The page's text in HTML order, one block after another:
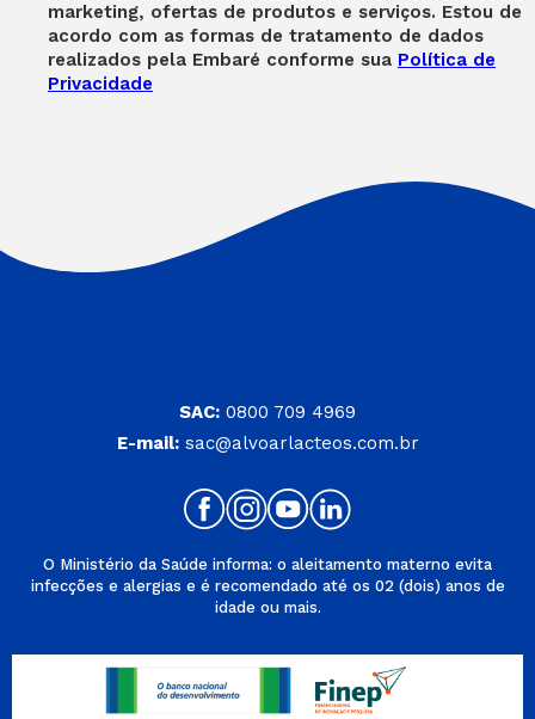
marketing, ofertas de produtos e serviços. Estou de
acordo com as formas de tratamento de dados
realizados pela Embaré conforme sua Política de
Privacidade
SAC: 0800 709 4969
E-mail: sac@alvoarlacteos.com.br
O Ministério da Saúde informa: o aleitamento materno evita
infecções e alergias e é recomendado até os 02 (dois) anos de
idade ou mais.